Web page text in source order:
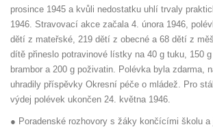
prosince 1945 a kvůli nedostatku uhlí trvaly
1946. Stravovací akce začala 4. února 1946,
dětí z mateřské, 219 dětí z obecné a 68 dětí z
dítě přineslo potravinové lístky na 40 g tuku, 150
brambor a 200 g poživatin. Polévka byla zdarma,
uhradily příspěvky Okresní péče o mládež. Pro
výdej polévek ukončen 24. května 1946.
● Poradenské rozhovory s žáky končícími školu a